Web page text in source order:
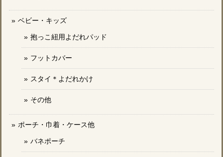
ベビー・キッズ
抱っこ紐用よだれパッド
フットカバー
スタイ＊よだれかけ
その他
ポーチ・巾着・ケース他
バネポーチ